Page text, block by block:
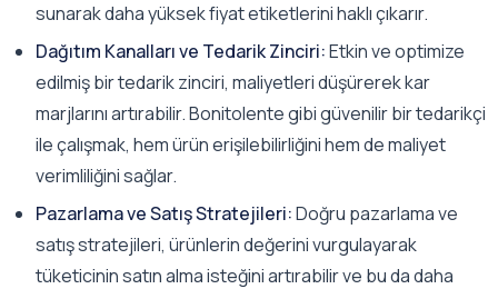
sunarak daha yüksek fiyat etiketlerini haklı çıkarır.
Dağıtım Kanalları ve Tedarik Zinciri:Etkin ve optimize
edilmiş bir tedarik zinciri, maliyetleri düşürerek kar
marjlarını artırabilir. Bonitolente gibi güvenilir bir tedarikçi
ile çalışmak, hem ürün erişilebilirliğini hem de maliyet
verimliliğini sağlar.
Pazarlama ve Satış Stratejileri:Doğru pazarlama ve
satış stratejileri, ürünlerin değerini vurgulayarak
tüketicinin satın alma isteğini artırabilir ve bu da daha